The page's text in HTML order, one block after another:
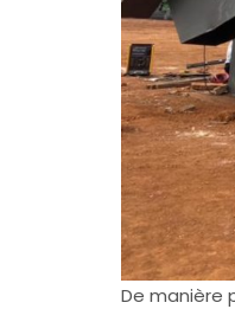
De manière